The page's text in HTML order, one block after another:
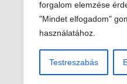
forgalom elemzése
"Mindet elfogadom"
használatához.
Testreszabás